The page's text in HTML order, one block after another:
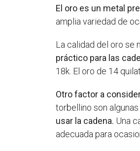
El oro es un metal
amplia variedad de
La calidad del oro se
práctico para las
18k. El oro de 14
Otro factor a
torbellino son
usar la cadena. Una
adecuada para